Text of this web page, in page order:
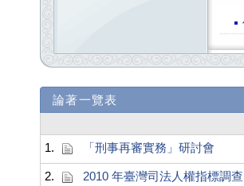
論著一覽表
1.
「刑事再審實務」研討會
2. 2010 年臺灣司法人權指標調